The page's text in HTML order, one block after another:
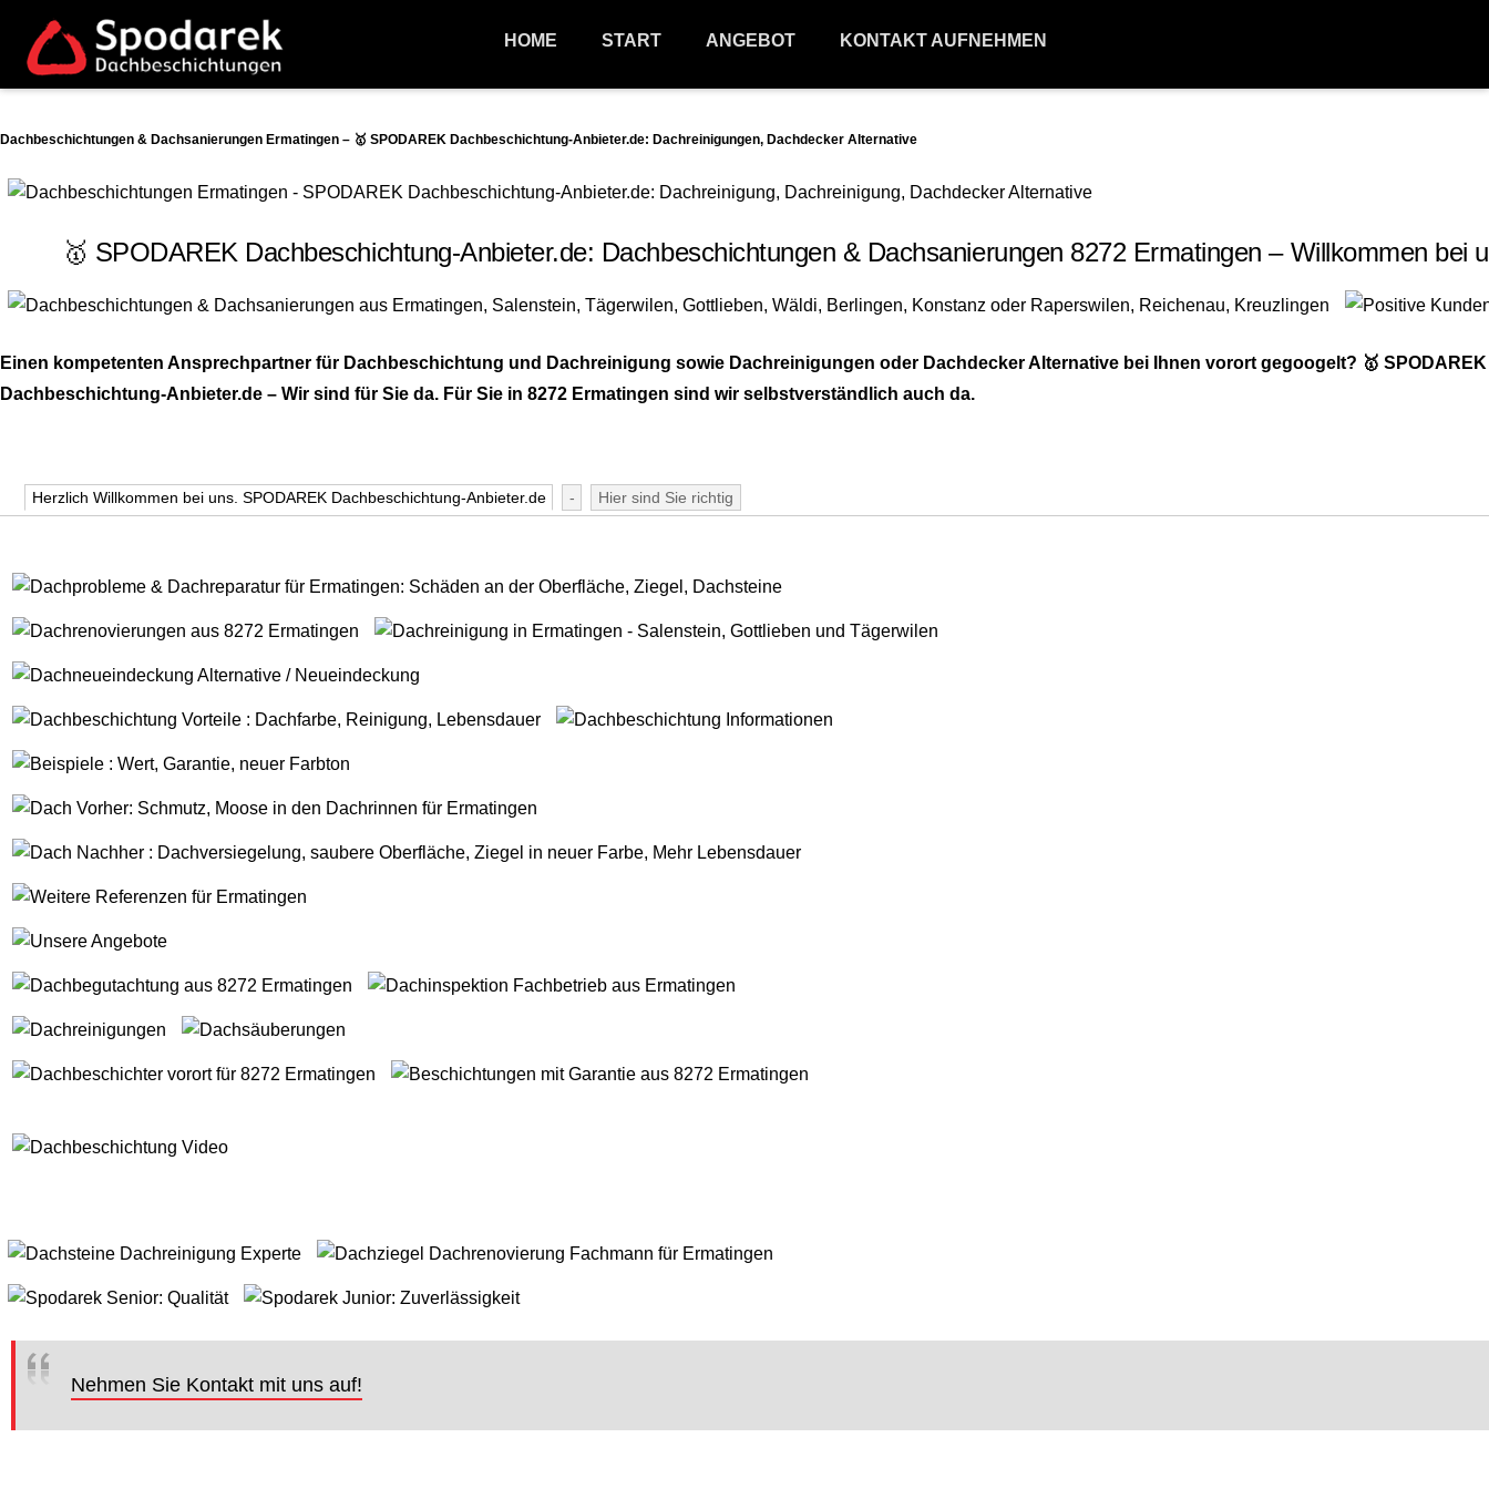
HOME START ANGEBOT KONTAKT AUFNEHMEN
Dachbeschichtungen & Dachsanierungen Ermatingen – 🥇 SPODAREK Dachbeschichtung-Anbieter.de: Dachreinigungen, Dachdecker Alternative
🥇 SPODAREK Dachbeschichtung-Anbieter.de: Dachbeschichtungen & Dachsanierungen 8272 Ermatingen – Willkommen bei
Einen kompetenten Ansprechpartner für Dachbeschichtung und Dachreinigung sowie Dachreinigungen oder Dachdecker Alternative bei Ihnen vorort gegoogelt? 🥇 SPODAREK
Dachbeschichtung-Anbieter.de – Wir sind für Sie da. Für Sie in 8272 Ermatingen sind wir selbstverständlich auch da.
Herzlich Willkommen bei uns. SPODAREK Dachbeschichtung-Anbieter.de - Hier sind Sie richtig
Nehmen Sie Kontakt mit uns auf!